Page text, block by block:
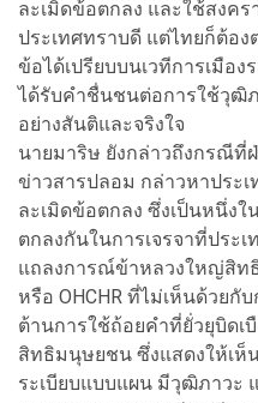
ละเมิดข้อตกลง และใช้สงค
ประเทศทราบดี แต่ไทยก็ต้อ
ข้อได้เปรียบบนเวทีการเมือ
ได้รับคำชื่นชนต่อการใช้วุฒิภ
อย่างสันติและจริงใจ
นายมาริษ ยังกล่าวถึงกรณีที่
ข่าวสารปลอม กล่าวหาประ
ละเมิดข้อตกลง ซึ่งเป็นหนึ่ง
ตกลงกันในการเจรจาที่ประ
แถลงการณ์ข้าหลวงใหญ่สิ
หรือ OHCHR ที่ไม่เห็นด้วย
ต้านการใช้ถ้อยคำที่ยั่วยุบิด
สิทธิมนุษยชน ซึ่งแสดงให้เห็
ระเบียบแบบแผน มีวุฒิภาวะ